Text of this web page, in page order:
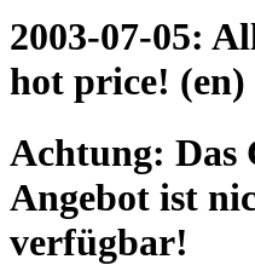
2003-07-05:
hot price! (en)
Achtung: Das
Angebot ist
verfügbar!